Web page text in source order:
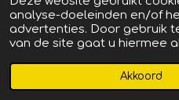
analyse-doeleinden en/of
advertenties. Door gebruik
van de site gaat u hiermee
Akkoord
importmeldingzie uitleg
En het 3-punt anti-
veilige overdracht en
E-mailadres